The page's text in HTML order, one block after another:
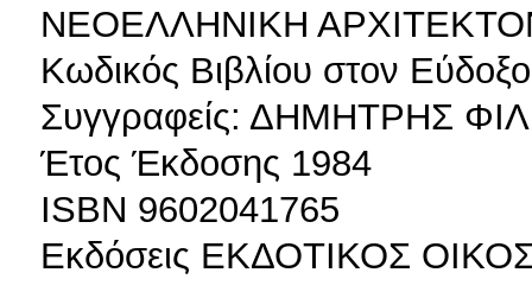
ΝΕΟΕΛΛΗΝΙΚΗ
Κωδικός Βιβλίου στον
Συγγραφείς: ΔΗΜΗΤΡΗΣ
Έτος Έκδοσης 1984
ISBN 9602041765
Εκδόσεις ΕΚΔΟΤΙΚΟΣ